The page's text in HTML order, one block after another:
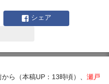
シェア
ら（本稿UP：13時頃）、 瀬戸